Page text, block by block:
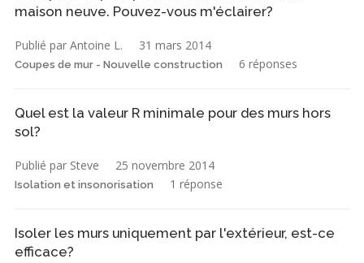
maison neuve. Pouvez-vous m'éclairer?
Publié par Antoine L. 31 mars 2014
Coupes de mur - Nouvelle construction 6 réponses
Quel est la valeur R minimale pour des murs hors
sol?
Publié par Steve 25 novembre 2014
Isolation et insonorisation 1 réponse
Isoler les murs uniquement par l'extérieur, est-ce
efficace?